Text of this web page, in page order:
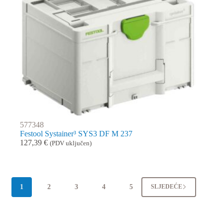
577348
Festool Systainer³ SYS3 DF M 237
127,39 € (PDV uključen)
1 2 3 4 5 SLJEDEĆE